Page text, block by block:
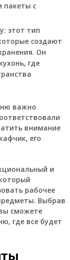
пакеты с
этот тип
создают
Он
где
важно
внимание
его
и
рабочее
Выбрав
сможете
где все будет